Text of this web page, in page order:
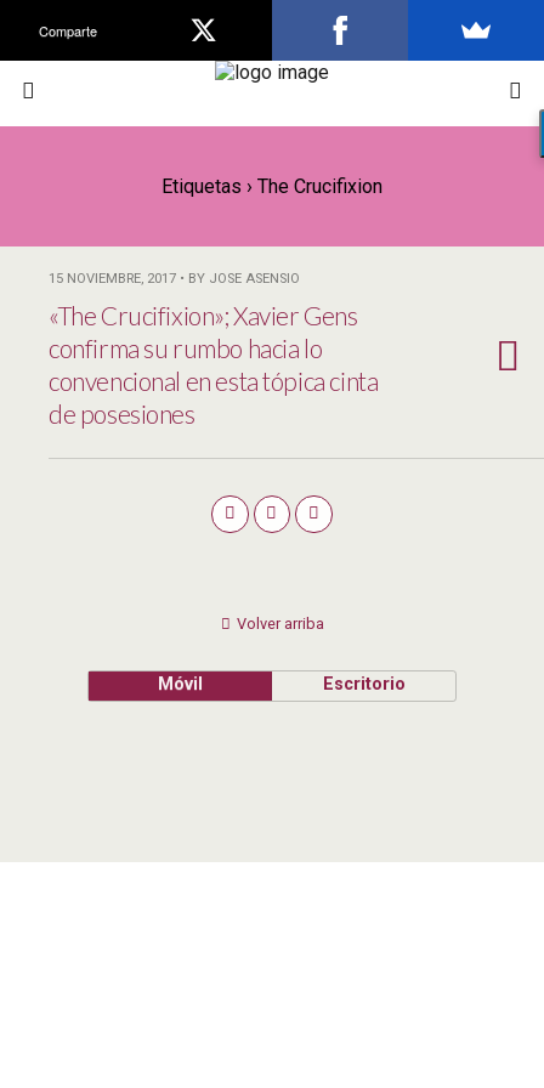
Etiquetas › The Crucifixion
15 NOVIEMBRE, 2017 • BY JOSE ASENSIO
«The Crucifixion»; Xavier Gens
confirma su rumbo hacia lo
convencional en esta tópica cinta
de posesiones
Volver arriba
Móvil Escritorio
Comparte